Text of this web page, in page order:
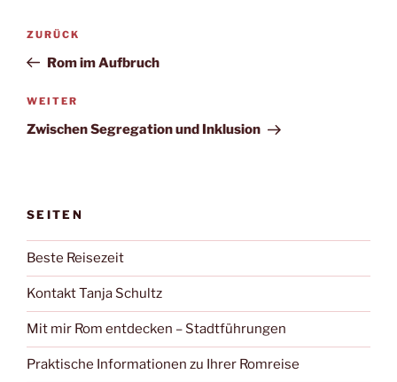
Beitragsnavigation
Vorheriger
Beitrag
ZURÜCK
Rom im Aufbruch
Nächster
Beitrag
WEITER
Zwischen Segregation und Inklusion
SEITEN
Beste Reisezeit
Kontakt Tanja Schultz
Mit mir Rom entdecken – Stadtführungen
Praktische Informationen zu Ihrer Romreise